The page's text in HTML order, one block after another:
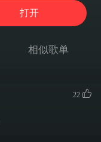
打开
相似歌单
22